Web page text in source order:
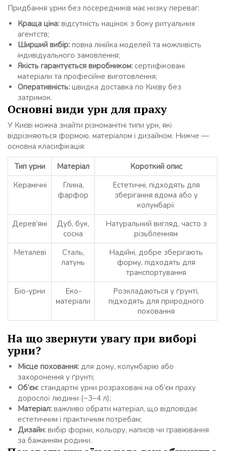
Придбання урни без посередників має низку переваг:
Краща ціна: відсутність націнок з боку ритуальних
агентств;
Ширший вибір: повна лінійка моделей та можливість
індивідуального замовлення;
Якість гарантується виробником: сертифіковані
матеріали та професійне виготовлення;
Оперативність: швидка доставка по Києву без
затримок.
Основні види урн для праху
У Києві можна знайти різноманітні типи урн, які
відрізняються формою, матеріалом і дизайном. Нижче —
основна класифікація:
Тип урни
Матеріал
Короткий опис
Керамічні
Глина,
фарфор
Естетичні, підходять для
зберігання вдома або у
колумбарії
Дерев’яні
Дуб, бук,
сосна
Натуральний вигляд, часто з
різьбленням
Металеві
Сталь,
латунь
Надійні, добре зберігають
форму, підходять для
транспортування
Біо-урни
Еко-
матеріали
Розкладаються у ґрунті,
підходять для природного
поховання
На що звернути увагу при виборі
урни?
Місце поховання: для дому, колумбарію або
захоронення у ґрунті;
Об’єм: стандартні урни розраховані на об’єм праху
дорослої людини (~3–4 л);
Матеріал: важливо обрати матеріал, що відповідає
естетичним і практичним потребам;
Дизайн: вибір форми, кольору, написів чи гравіювання
за бажанням родини.